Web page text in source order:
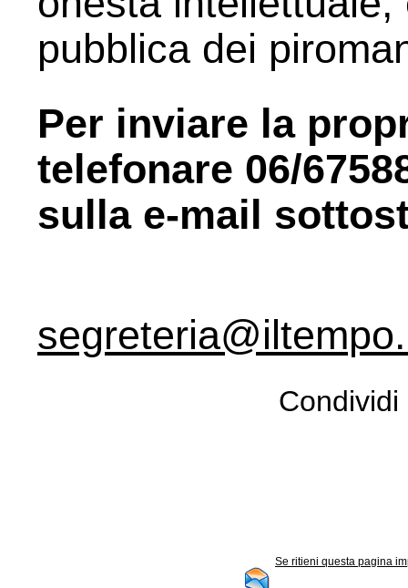
pubblica dei
Per inviare la
telefonare 06/
sulla e-mail
Se ritieni questa pagina